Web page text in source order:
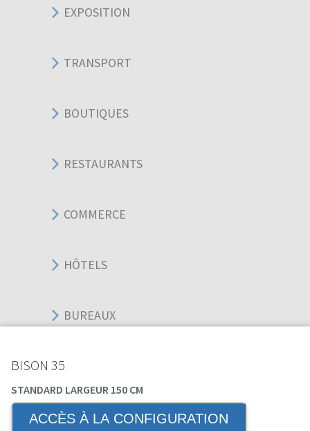
BISON 35
STANDARD LARGEUR 150 CM
ACCÈS À LA CONFIGURATION
EXPOSITION
TRANSPORT
BOUTIQUES
RESTAURANTS
COMMERCE
HÔTELS
BUREAUX
SPORT ÉVÉNEMENT